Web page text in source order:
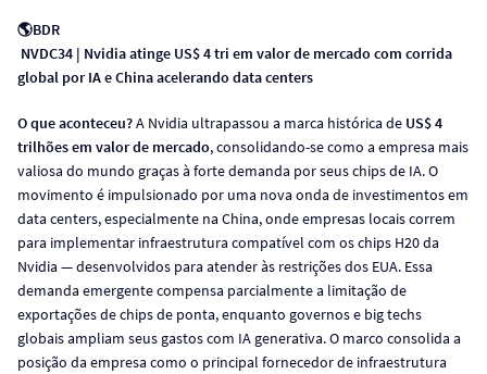
🌎BDR
NVDC34 | Nvidia atinge US$ 4 tri em valor de mercado com corrida
global por IA e China acelerando data centers
O que aconteceu?A Nvidia ultrapassou a marca histórica de US$ 4
trilhões em valor de mercado, consolidando-se como a empresa mais
valiosa do mundo graças à forte demanda por seus chips de IA. O
movimento é impulsionado por uma nova onda de investimentos em
data centers, especialmente na China, onde empresas locais correm
para implementar infraestrutura compatível com os chips H20 da
Nvidia — desenvolvidos para atender às restrições dos EUA. Essa
demanda emergente compensa parcialmente a limitação de
exportações de chips de ponta, enquanto governos e big techs
globais ampliam seus gastos com IA generativa. O marco consolida a
posição da empresa como o principal fornecedor de infraestrutura